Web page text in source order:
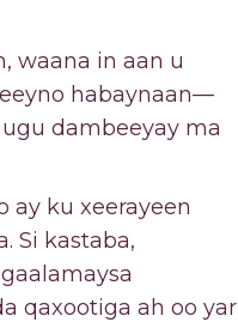
waana in aan u
habaynaan—
dambeeyay ma
ay ku xeerayeen
Si kastaba,
qaxootiga ah oo yar